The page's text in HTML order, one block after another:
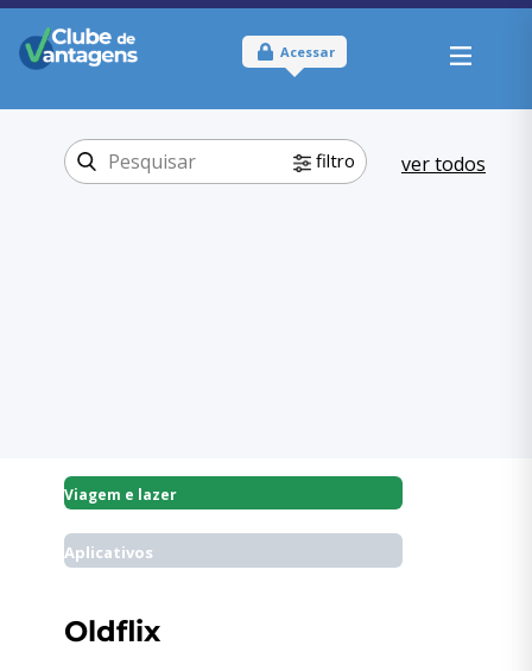
Acessar
filtro ver todos
Viagem e lazer
Aplicativos
Oldflix